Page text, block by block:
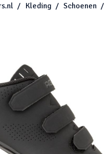
Kleding Schoenen